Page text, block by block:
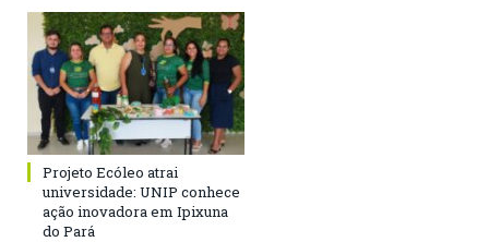
Projeto Ecóleo atrai
universidade: UNIP conhece
ação inovadora em Ipixuna
do Pará